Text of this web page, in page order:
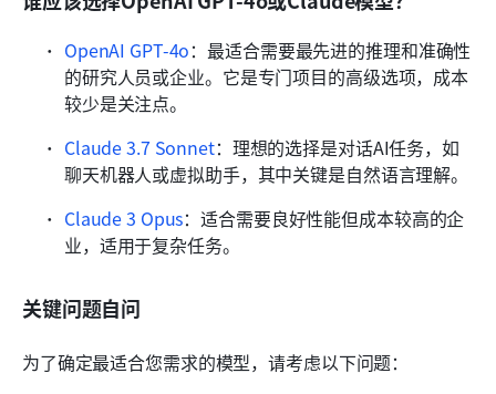
OpenAI GPT-4o：最适合需要最先进的推理和准确性
的研究人员或企业。它是专门项目的高级选项，成本
较少是关注点。
Claude 3.7 Sonnet：理想的选择是对话AI任务，如
聊天机器人或虚拟助手，其中关键是自然语言理解。
Claude 3 Opus：适合需要良好性能但成本较高的企
业，适用于复杂任务。
关键问题自问
为了确定最适合您需求的模型，请考虑以下问题：